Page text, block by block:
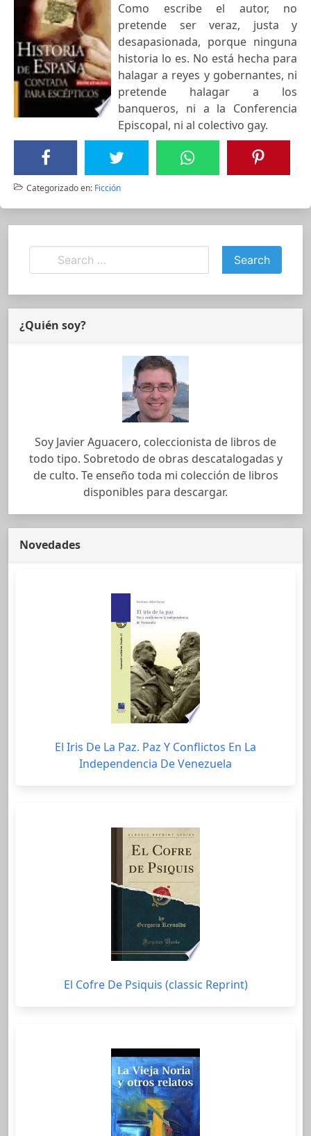
Como escribe el autor, no
pretende ser veraz, justa y
desapasionada, porque ninguna
historia lo es. No está hecha para
halagar a reyes y gobernantes, ni
pretende halagar a los
banqueros, ni a la Conferencia
Episcopal, ni al colectivo gay.
Categorizado en: Ficción
¿Quién soy?
Soy Javier Aguacero, coleccionista de libros de
todo tipo. Sobretodo de obras descatalogadas y
de culto. Te enseño toda mi colección de libros
disponibles para descargar.
Novedades
El Iris De La Paz. Paz Y Conflictos En La
Independencia De Venezuela
El Cofre De Psiquis (classic Reprint)